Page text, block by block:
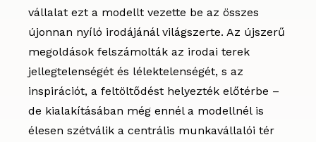
vállalat ezt a modellt vezette be az összes
újonnan nyíló irodájánál világszerte. Az újszerű
megoldások felszámolták az irodai terek
jellegtelenségét és lélektelenségét, s az
inspirációt, a feltöltődést helyezték előtérbe –
de kialakításában még ennél a modellnél is
élesen szétválik a centrális munkavállalói tér